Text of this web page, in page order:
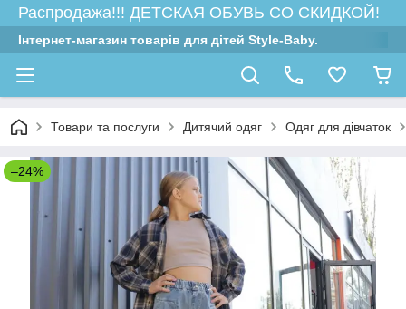
Распродажа!!! ДЕТСКАЯ ОБУВЬ СО СКИДКОЙ!
Інтернет-магазин товарів для дітей Style-Baby.
Товари та послуги Дитячий одяг Одяг для дівчаток
–24%